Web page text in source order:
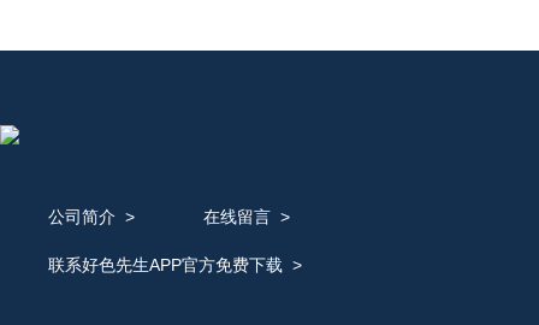
公司简介 > 在线留言>
联系好色先生APP官方免费下载 >